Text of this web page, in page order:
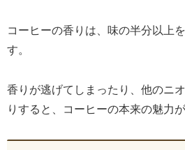
コーヒーの香りは、味の半分以上
す。
香りが逃げてしまったり、他のニ
りすると、コーヒーの本来の魅力